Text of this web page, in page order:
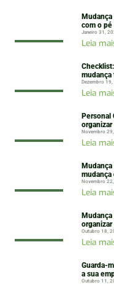
com o
Janeiro 31,
Leia
mudança
Dezembro
Leia
Personal
organizar
Novembro
Leia
mudança
Novembro
Leia
Outubro 18,
Leia
Guarda-
a sua
Outubro 11,